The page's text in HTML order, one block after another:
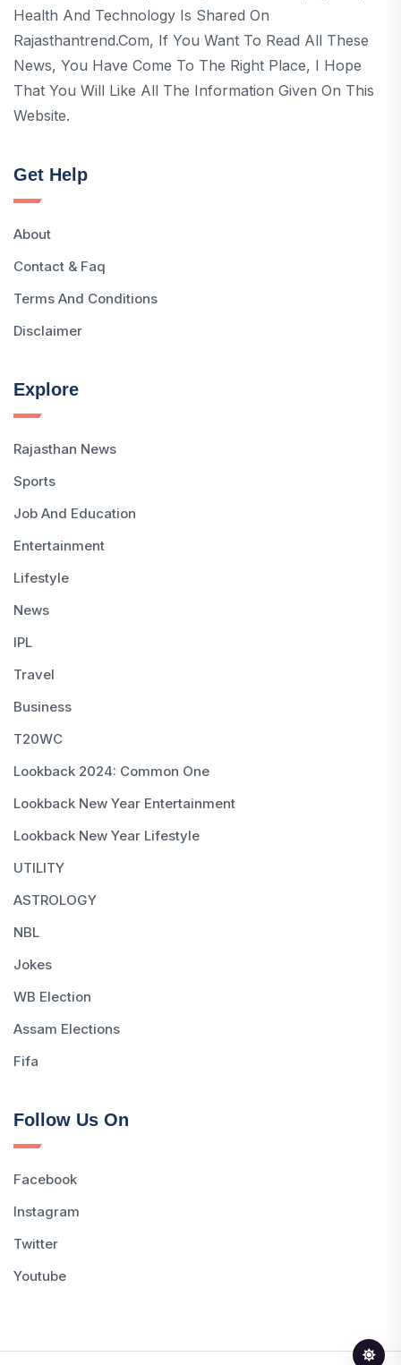
Health And Technology Is Shared On
Rajasthantrend.com, If You Want To Read All These
News, You Have Come To The Right Place, I Hope
That You Will Like All The Information Given On This
Website.
Get Help
About
Contact & Faq
Terms And Conditions
Disclaimer
Explore
Rajasthan News
Sports
Job And Education
Entertainment
Lifestyle
News
IPL
Travel
Business
T20WC
Lookback 2024: Common One
Lookback New Year Entertainment
Lookback New Year Lifestyle
UTILITY
ASTROLOGY
NBL
Jokes
WB Election
Assam Elections
Fifa
Follow Us On
Facebook
Instagram
Twitter
Youtube